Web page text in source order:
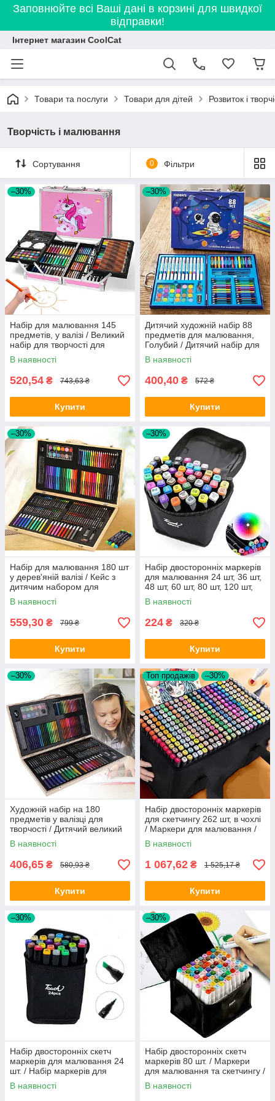
Заповнюйте всі Ваші дані в корзині для швидкої
відправки!
Інтернет магазин CoolCat
Товари та послуги Товари для дітей Розвиток і
Творчість і малювання
Сортування 0 Фільтри
–30%
Набір для малювання 145
предметів, у валізі / Великий
набір для творчості для
дівчинки
В наявності
520,54 ₴ 743,63 ₴
Купити
–30%
Дитячий художній набір 88
предметів для малювання,
Голубий / Дитячий набір для
творчості у чемоданчику
В наявності
400,40 ₴ 572 ₴
Купити
–30%
Набір для малювання 180 шт
у дерев'яній валізі / Кейс з
дитячим набором для
художника
В наявності
559,30 ₴ 799 ₴
Купити
–30%
Набір двосторонніх маркерів
для малювання 24 шт, 36 шт,
48 шт, 60 шт, 80 шт, 120 шт,
262 шт / Скетч маркери
В наявності
224 ₴ 320 ₴
Купити
–30%
Художній набір на 180
предметів у валізці для
творчості / Дитячий великий
набір для малювання
В наявності
406,65 ₴ 580,93 ₴
Купити
Топ продажів –30%
Набір двосторонніх маркерів
для скетчингу 262 шт, в чохлі
/ Маркери для малювання /
Скетч спиртові маркери
В наявності
1 067,62 ₴ 1 525,17 ₴
Купити
–30%
Набір двосторонніх скетч
маркерів для малювання 24
шт. / Набір маркерів для
малювання
В наявності
–30%
Набір двосторонніх скетч
маркерів 80 шт. / Маркери
для малювання та скетчингу /
Скетч маркери з сумкою
В наявності